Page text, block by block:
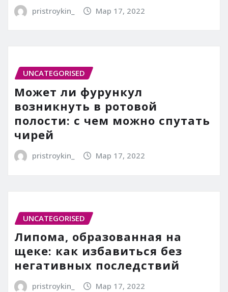
pristroykin_ Мар 17, 2022
UNCATEGORISED
Может ли фурункул
возникнуть в ротовой
полости: с чем можно спутать
чирей
pristroykin_ Мар 17, 2022
UNCATEGORISED
Липома, образованная на
щеке: как избавиться без
негативных последствий
pristroykin_ Мар 17, 2022